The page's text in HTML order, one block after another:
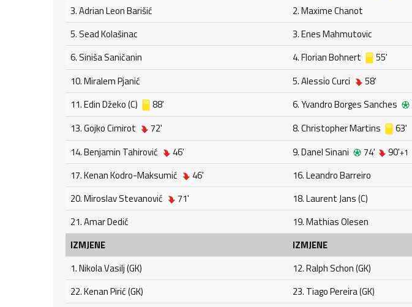
3. Adrian Leon Barišić
2. Maxime Chanot
5. Sead Kolašinac
3. Enes Mahmutovic
6. Siniša Saničanin
4. Florian Bohnert
55'
10. Miralem Pjanić
5. Alessio Curci
58'
11. Edin Džeko (C)
88' 6. Yvandro Borges Sanches
13. Gojko Cimirot
72' 8. Christopher Martins
63'
14. Benjamin Tahirović
46' 9. Danel Sinani 74' 90'+1
17. Kenan Kodro-Maksumić 46'
16. Leandro Barreiro
20. Miroslav Stevanović
71'
18. Laurent Jans (C)
21. Amar Dedić
19. Mathias Olesen
IZMJENE
IZMJENE
1. Nikola Vasilj (GK)
12. Ralph Schon (GK)
22. Kenan Pirić (GK)
23. Tiago Pereira (GK)